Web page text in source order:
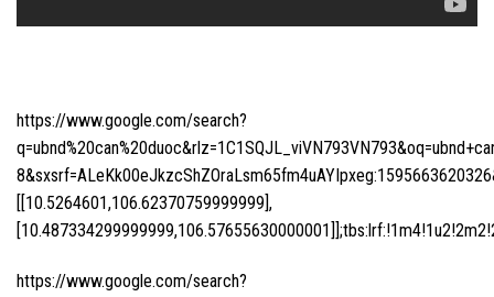
https://www.google.com/search?
[[10.5264601,106.62370759999999],
https://www.google.com/search?